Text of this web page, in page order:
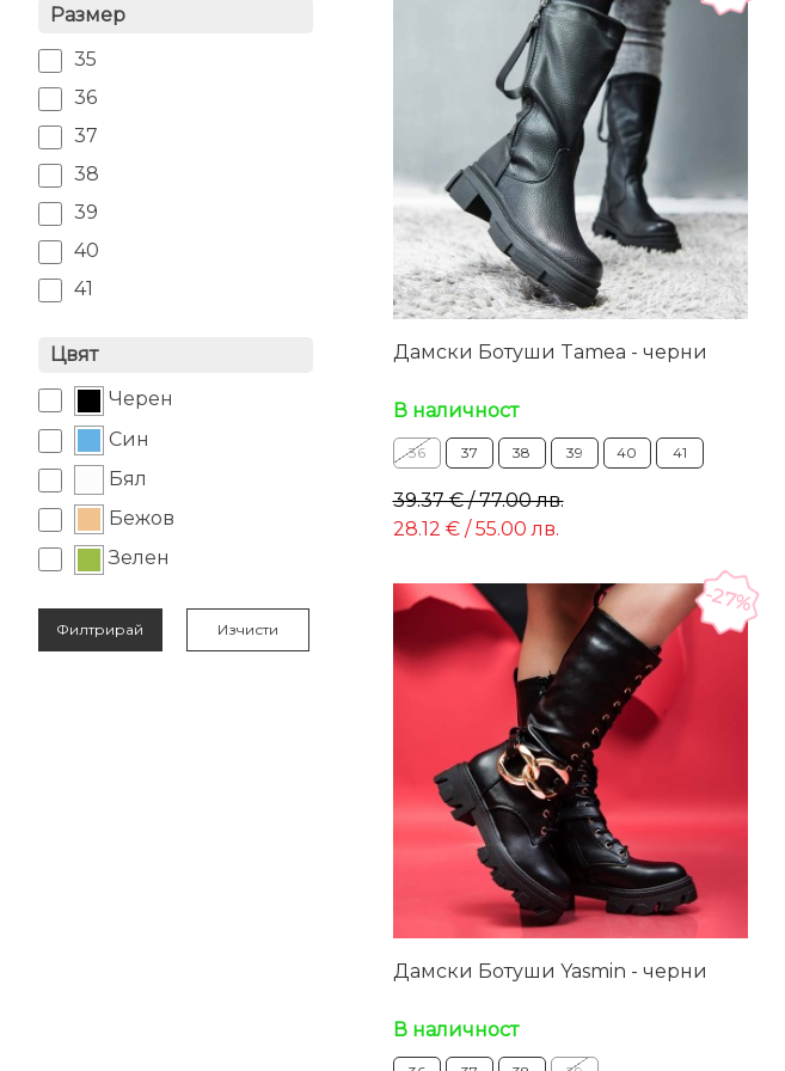
Размер
35
36
37
38
39
40
41
Цвят
Черен
Син
Бял
Бежов
Зелен
Филтрирай
Дамски Ботуши Tamea - черни
В наличност
36 37 38 39 40 41
39.37 € / 77.00 лв.
28.12 € / 55.00 лв.
-27%
Дамски Ботуши Yasmin - черни
В наличност